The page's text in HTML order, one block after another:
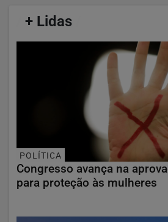
+ Lidas
POLÍTICA
Congresso avança na
para proteção às mulheres